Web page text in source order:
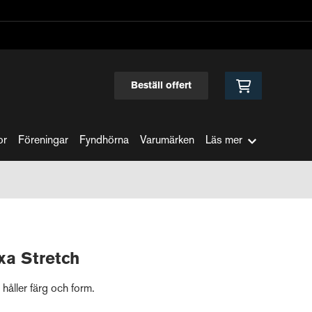
Beställ offert
Föreningar Fyndhörna Varumärken Läs mer
Stretch
färg och form.